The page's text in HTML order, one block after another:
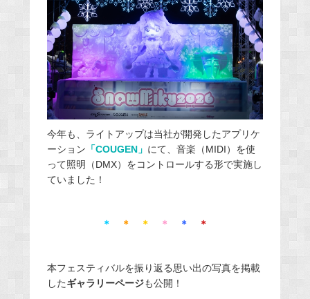
今年も、ライトアップは当社が開発したアプリケ
ーション 「COUGEN」 にて、音楽（MIDI）を使
って照明（DMX）をコントロールする形で実施し
ていました！
＊ ＊ ＊ ＊ ＊ ＊
本フェスティバルを振り返る思い出の写真を掲載
したギャラリーページも公開！